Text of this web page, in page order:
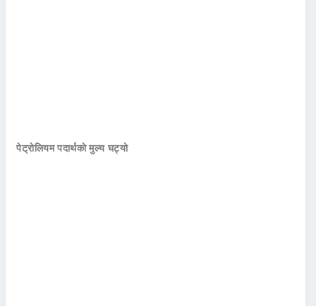
पेट्रोलियम पदार्थको मुल्य घट्यो